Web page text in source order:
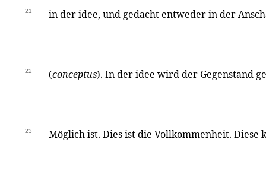
21 in der idee, und gedacht entweder in der
22 (conceptus). In der idee wird der Gegenstand
23 Möglich ist. Dies ist die Vollkommenheit. Diese